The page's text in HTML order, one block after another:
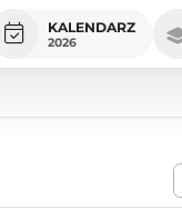
KALENDARZ
2026